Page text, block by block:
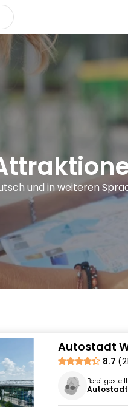
und in weiteren
Autostadt
8.7
Autostadt